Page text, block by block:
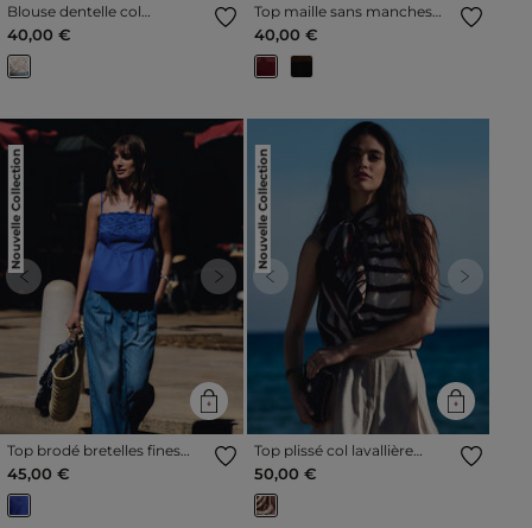
Blouse dentelle col
montant ivoire femme
40,00 €
Top maille sans manches
bordeaux femme
40,00 €
Nouvelle Collection
Previous Next
Top brodé bretelles fines
bleu femme
45,00 €
Nouvelle Collection
Previous Next
Top plissé col lavallière
multicolore femme
50,00 €